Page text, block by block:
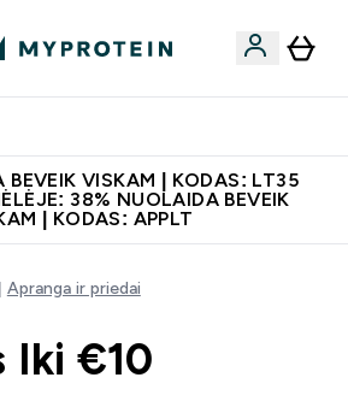
BEVEIK VISKAM | KODAS: LT35
38% NUOLAIDA BEVEIK
| KODAS: APPLT
Apranga ir priedai
Iki €10